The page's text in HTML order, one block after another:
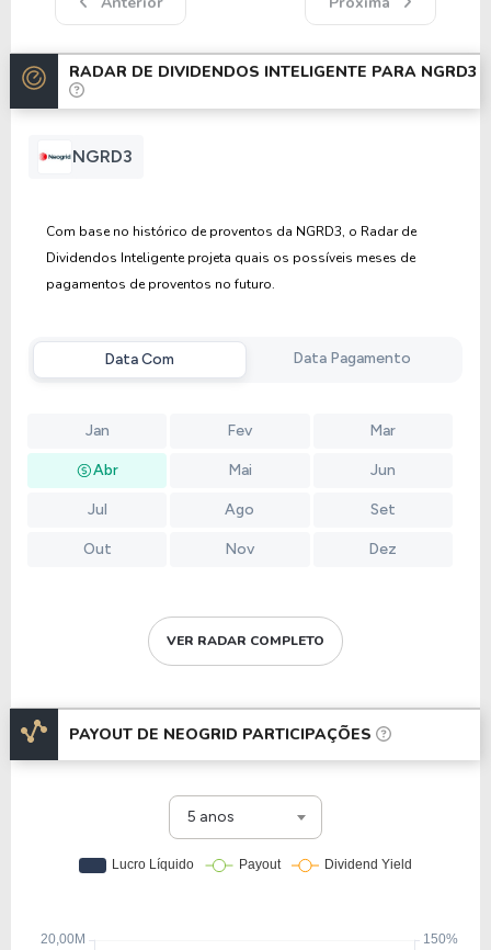
RADAR DE DIVIDENDOS INTELIGENTE PARA NGRD3
NGRD3
Com base no histórico de proventos da NGRD3, o Radar de
Dividendos Inteligente projeta quais os possíveis meses de
pagamentos de proventos no futuro.
Data Com Data Pagamento
Jan Fev Mar
Abr Mai Jun
Jul Ago Set
Out Nov Dez
VER RADAR COMPLETO
PAYOUT DE NEOGRID PARTICIPAÇÕES
5 anos